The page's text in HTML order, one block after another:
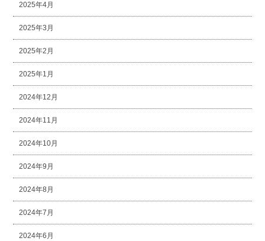
2025年4月
2025年3月
2025年2月
2025年1月
2024年12月
2024年11月
2024年10月
2024年9月
2024年8月
2024年7月
2024年6月